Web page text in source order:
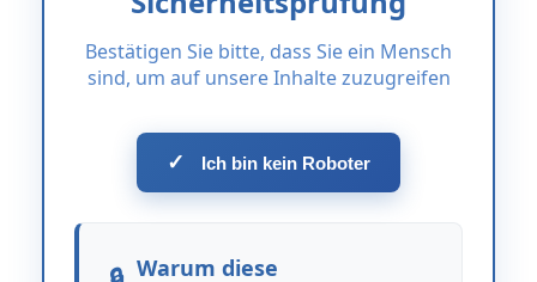
Bestätigen Sie bitte, dass Sie ein Mensch
sind, um auf unsere Inhalte zuzugreifen
✓ Ich bin kein Roboter
Warum diese